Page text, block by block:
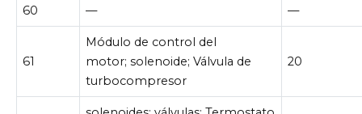
60 — —
61
Módulo de control del
motor; solenoide; Válvula de
turbocompresor
20